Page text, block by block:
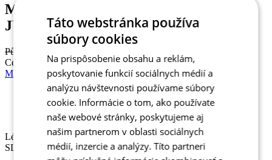
MOTION Z4 | Dres | Imperial Red |
JUNIOR
Původní cena
Cena
MOTION Z4 | Dres | Lime | JUNIOR
Sleva SLEVA 20%
Léto
SLEVA 20%
Táto webstránka používa
súbory cookies
Na prispôsobenie obsahu a reklám,
poskytovanie funkcií sociálnych médií a
analýzu návštevnosti používame súbory
cookie. Informácie o tom, ako používate
naše webové stránky, poskytujeme aj
našim partnerom v oblasti sociálnych
médií, inzercie a analýzy. Títo partneri